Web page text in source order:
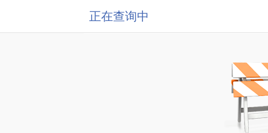
正在查询中